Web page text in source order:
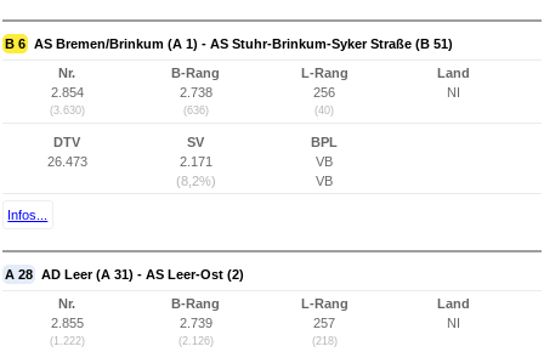
B 6 AS Bremen/Brinkum (A 1) - AS Stuhr-Brinkum-Syker Straße (B 51)
Nr.
2.854
(3.630)
B-Rang
2.738
(636)
L-Rang
256
(40)
Land
NI
DTV
26.473
SV
2.171
(8,2%)
BPL
VB
VB
Infos...
A 28 AD Leer (A 31) - AS Leer-Ost (2)
Nr.
2.855
(1.222)
B-Rang
2.739
(2.126)
L-Rang
257
(218)
Land
NI